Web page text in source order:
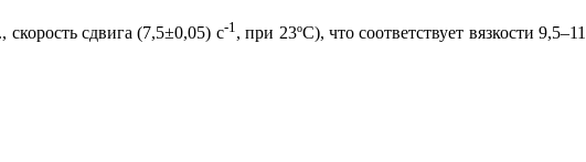
скорость сдвига (7,5±0,05) с-1 , при 23ºС), что соответствует вязкости